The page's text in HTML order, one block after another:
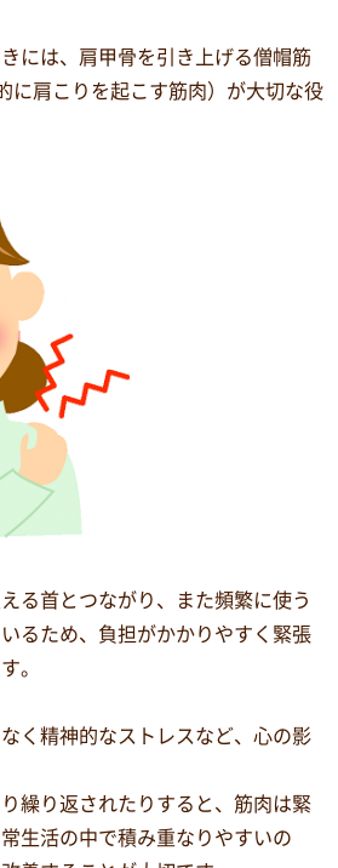
には、肩甲骨を引き上げる僧帽筋
に肩こりを起こす筋肉）が大切な役
る首とつながり、また頻繁に使う
るため、負担がかかりやすく緊張
。
く精神的なストレスなど、心の影
繰り返されたりすると、筋肉は緊
生活の中で積み重なりやすいの